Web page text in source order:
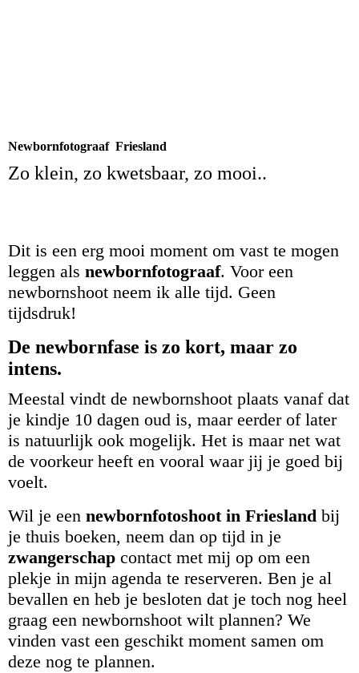
Newbornfotograaf Friesland
Zo klein, zo kwetsbaar, zo mooi..
Dit is een erg mooi moment om vast te mogen
leggen als newbornfotograaf. Voor een
newbornshoot neem ik alle tijd. Geen
tijdsdruk!
De newbornfase is zo kort, maar zo
intens.
Meestal vindt de newbornshoot plaats vanaf dat
je kindje 10 dagen oud is, maar eerder of later
is natuurlijk ook mogelijk. Het is maar net wat
de voorkeur heeft en vooral waar jij je goed bij
voelt.
Wil je een newbornfotoshoot in Friesland bij
je thuis boeken, neem dan op tijd in je
zwangerschap contact met mij op om een
plekje in mijn agenda te reserveren. Ben je al
bevallen en heb je besloten dat je toch nog heel
graag een newbornshoot wilt plannen? We
vinden vast een geschikt moment samen om
deze nog te plannen.